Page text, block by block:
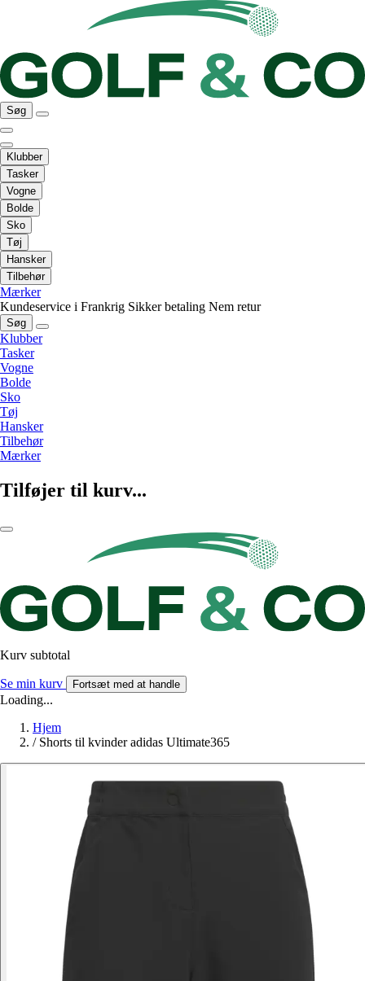
Søg
Klubber
Tasker
Vogne
Bolde
Sko
Tøj
Hansker
Tilbehør
Mærker
Kundeservice i Frankrig Sikker betaling Nem retur
Søg
Klubber
Tasker
Vogne
Bolde
Sko
Tøj
Hansker
Tilbehør
Mærker
Tilføjer til kurv...
Kurv subtotal
Se min kurv Fortsæt med at handle
Loading...
Hjem
/ Shorts til kvinder adidas Ultimate365